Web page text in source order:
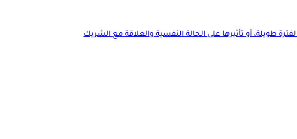
طويلة، أو تأثيرها على الحالة النفسية والعلاقة مع الشريك